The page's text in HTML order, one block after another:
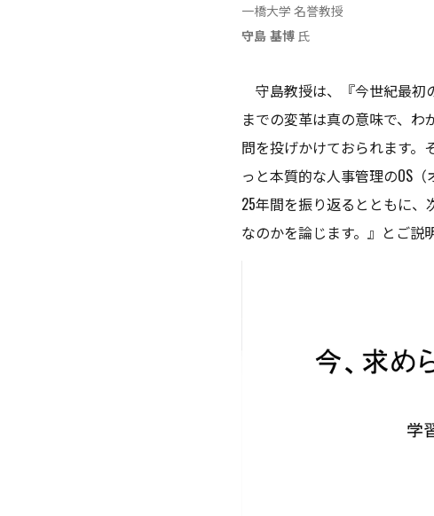
一橋大学 名誉教授
守島 基博 氏
守島教授は、『今世紀最初
までの変革は真の意味で、
問を投げかけておられます。
っと本質的な人事管理のOS
25年間を振り返るとともに
なのかを論じます。』とご説